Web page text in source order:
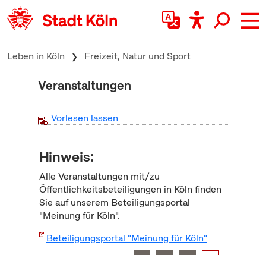
zum Inhalt springen
Leben in Köln Freizeit, Natur und Sport
Veranstaltungen
Vorlesen lassen
Hinweis:
Alle Veranstaltungen mit/zu
Öffentlichkeitsbeteiligungen in Köln finden
Sie auf unserem Beteiligungsportal
"Meinung für Köln".
Beteiligungsportal "Meinung für Köln"